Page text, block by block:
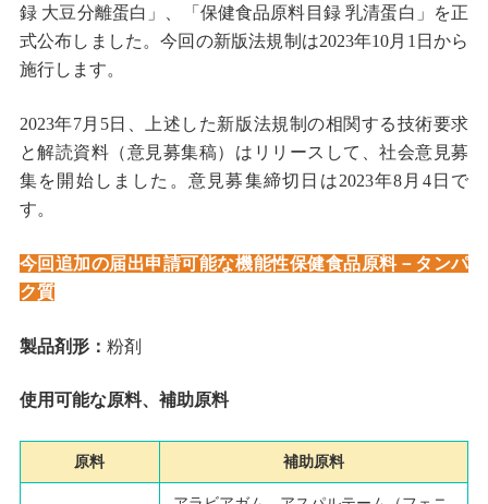
録 大豆分離蛋白」、「保健食品原料目録 乳清蛋白」を正
式公布しました。今回の新版法規制は2023年10月 1 日から
施行します。
2023年7月 5日、上述した新版法規制の相関する技術要求
と解読資料（意見募集稿）はリリースして、社会意見募
集を開始しました。意見募集締切日は2023年8 月 4日で
す。
今回追加の届出申請可能な機能性保健食品原料－タンパ
ク質
製品剤形： 粉剤
使用可能な原料、補助原料
原料 補助原料